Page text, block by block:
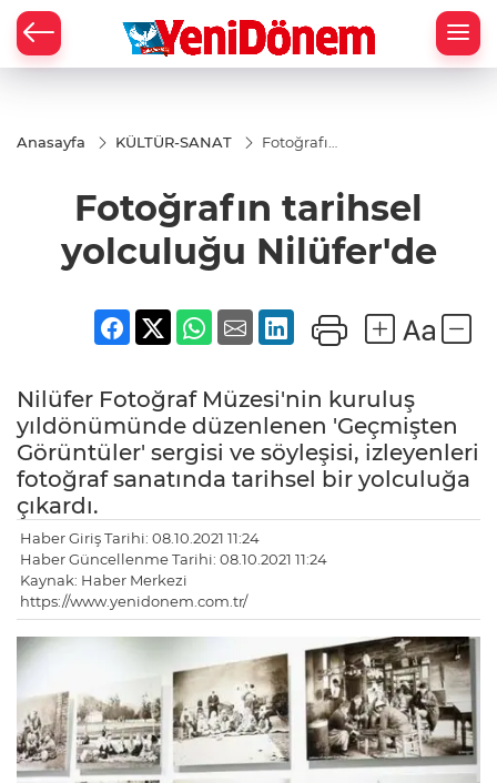
Anasayfa KÜLTÜR-SANAT
Fotoğrafın
Nilüfer'de
Fotoğrafın tarihsel
yolculuğu Nilüfer'de
Nilüfer Fotoğraf Müzesi'nin kuruluş
yıldönümünde düzenlenen 'Geçmişten
Görüntüler' sergisi ve söyleşisi, izleyenleri
fotoğraf sanatında tarihsel bir yolculuğa
çıkardı.
Haber Giriş Tarihi: 08.10.2021 11:24
Haber Güncellenme Tarihi: 08.10.2021 11:24
Kaynak: Haber Merkezi
https://www.yenidonem.com.tr/